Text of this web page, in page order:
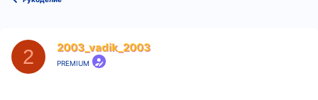
а
2 2003_vadik_2003
PREMIUM